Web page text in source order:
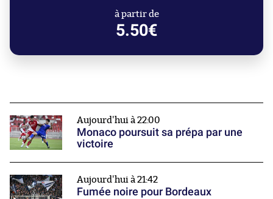
à partir de
5.50€
Aujourd'hui à 22:00
Monaco poursuit sa prépa par une
victoire
Aujourd'hui à 21:42
Fumée noire pour Bordeaux